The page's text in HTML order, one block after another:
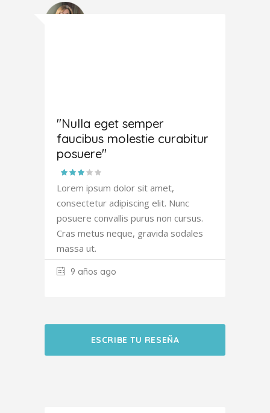
"Nulla eget semper
faucibus molestie curabitur
posuere"
Lorem ipsum dolor sit amet,
consectetur adipiscing elit. Nunc
posuere convallis purus non cursus.
Cras metus neque, gravida sodales
massa ut.
9 años ago
ESCRIBE TU RESEÑA